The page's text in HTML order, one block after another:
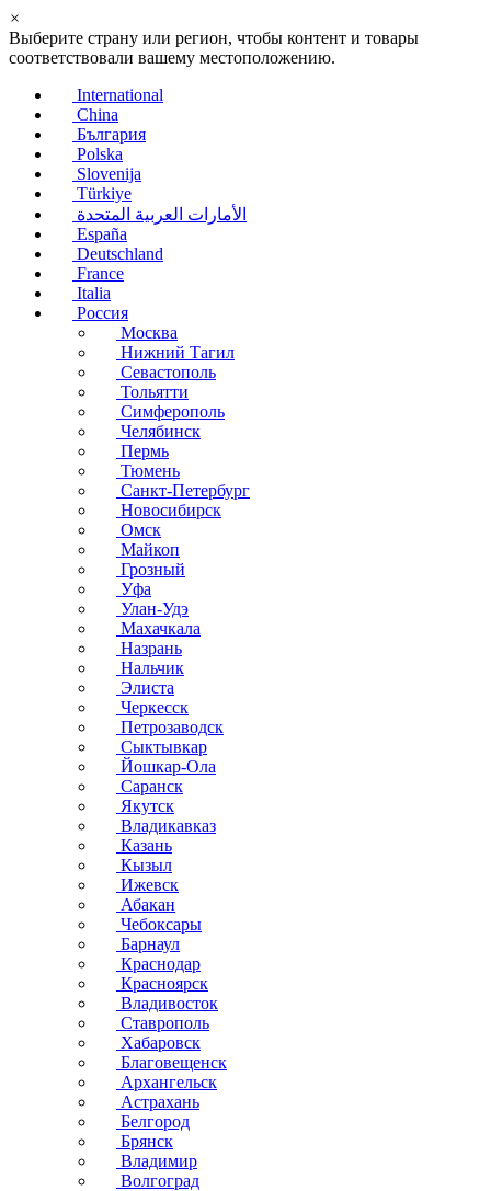
×
Выберите страну или регион, чтобы контент и товары
соответствовали вашему местоположению.
International
China
България
Polska
Slovenija
Türkiye
الأمارات العربية المتحدة
España
Deutschland
France
Italia
Россия
Москва
Нижний Тагил
Севастополь
Тольятти
Симферополь
Челябинск
Пермь
Тюмень
Санкт-Петербург
Новосибирск
Омск
Майкоп
Грозный
Уфа
Улан-Удэ
Махачкала
Назрань
Нальчик
Элиста
Черкесск
Петрозаводск
Сыктывкар
Йошкар-Ола
Саранск
Якутск
Владикавказ
Казань
Кызыл
Ижевск
Абакан
Чебоксары
Барнаул
Краснодар
Красноярск
Владивосток
Ставрополь
Хабаровск
Благовещенск
Архангельск
Астрахань
Белгород
Брянск
Владимир
Волгоград